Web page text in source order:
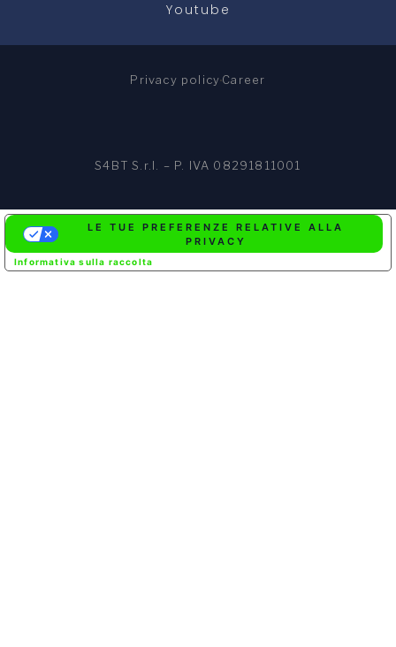
Youtube
S4BT S.r.l. – P. IVA 08291811001
Privacy policyCareer
Informativa sulla raccolta
LE TUE PREFERENZE RELATIVE ALLA
PRIVACY